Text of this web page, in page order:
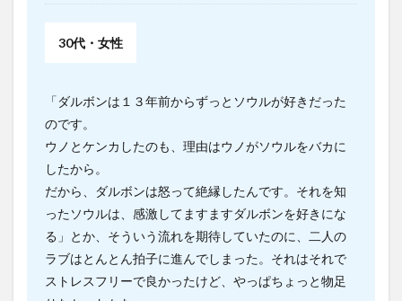
30代・女性
「ダルボンは１３年前からずっとソウルが好きだった
のです。
ウノとケンカしたのも、理由はウノがソウルをバカに
したから。
だから、ダルボンは怒って絶縁したんです。それを知
ったソウルは、感激してますますダルボンを好きにな
る」とか、そういう流れを期待していたのに、二人の
ラブはとんとん拍子に進んでしまった。それはそれで
ストレスフリーで良かったけど、やっぱちょっと物足